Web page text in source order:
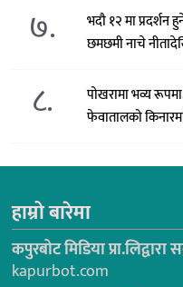
७.
भदौ १२ मा प्रदर्शन
छमछमी नाचे
८.
पोखरामा भव्य
फेवातालको
हाम्रो बारेमा
कपुरबोट मिडिया प्रा.लिद्वारा
kapurbot.com